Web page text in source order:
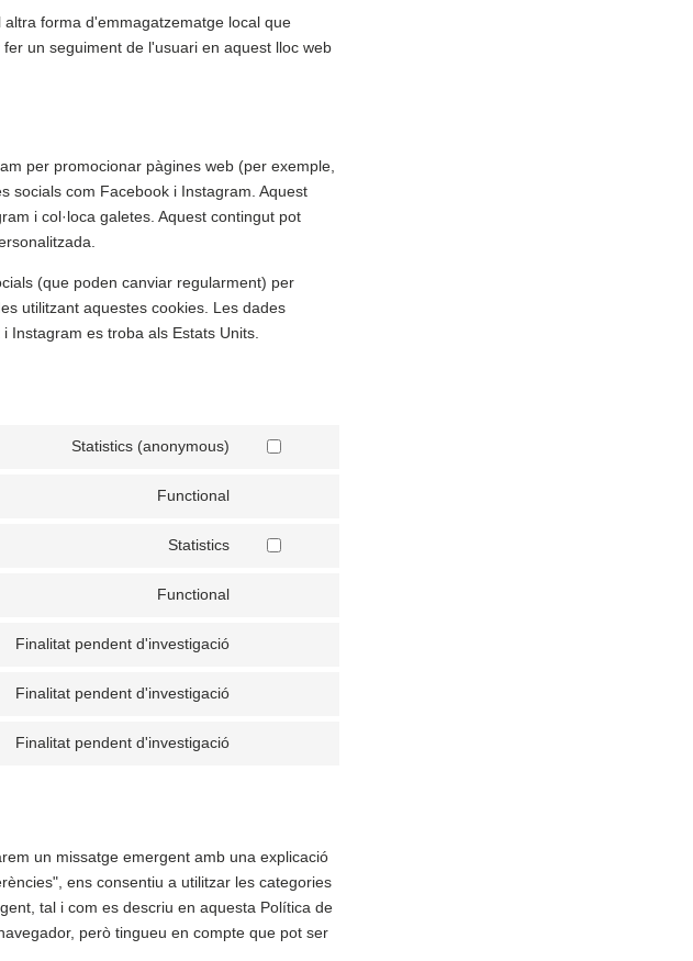
forma d'emmagatzematge local que
un seguiment de l'usuari en aquest lloc web
per promocionar pàgines web (per exemple,
socials com Facebook i Instagram. Aquest
i col·loca galetes. Aquest contingut pot
(que poden canviar regularment) per
utilitzant aquestes cookies. Les dades
Instagram es troba als Estats Units.
Statistics (anonymous)
Functional
Statistics
Functional
Finalitat pendent d'investigació
Finalitat pendent d'investigació
Finalitat pendent d'investigació
un missatge emergent amb una explicació
ens consentiu a utilitzar les categories
tal i com es descriu en aquesta Política de
però tingueu en compte que pot ser